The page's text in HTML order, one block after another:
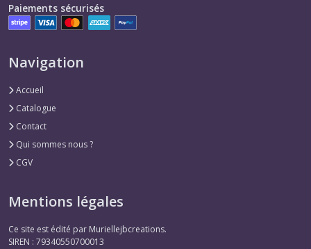
Paiements sécurisés
Navigation
Accueil
Catalogue
Contact
Qui sommes nous ?
CGV
Mentions légales
Ce site est édité par Muriellejbcreations.
SIREN : 79340550700013